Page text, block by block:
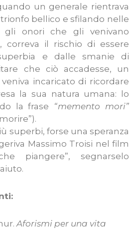
un generale rientrava
bellico e sfilando nelle
gli onori che gli venivano
correva il rischio di essere
e dalle smanie di
che ciò accadesse, un
incaricato di ricordare
la sua natura umana: lo
la frase “memento mori”
superbi, forse una speranza
Massimo Troisi nel film
piangere”, segnarselo
Aforismi per una vita